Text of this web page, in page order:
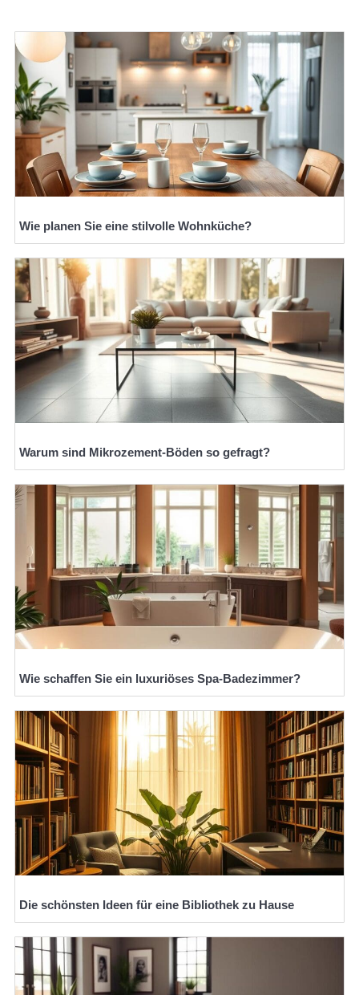
Wie planen Sie eine stilvolle Wohnküche?
Warum sind Mikrozement-Böden so gefragt?
Wie schaffen Sie ein luxuriöses Spa-Badezimmer?
Die schönsten Ideen für eine Bibliothek zu Hause